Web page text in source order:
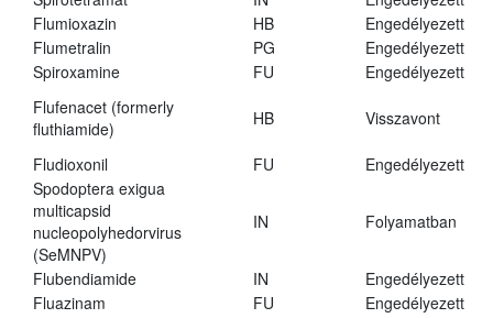
Flumioxazin
HB
Engedélyezett
Flumetralin
PG
Engedélyezett
Spiroxamine
FU
Engedélyezett
Flufenacet (formerly
fluthiamide)
HB Visszavont
Fludioxonil FU
Engedélyezett
Spodoptera exigua
multicapsid
nucleopolyhedorvirus
(SeMNPV)
IN Folyamatban
Flubendiamide IN
Engedélyezett
Fluazinam
FU
Engedélyezett